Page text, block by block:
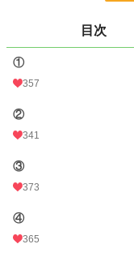
352 位 /
24h.ポイント
文字数
更新日時
初回公開日時
初回完結日時
週間ポイント
目次
①
357
②
341
③
373
④
365